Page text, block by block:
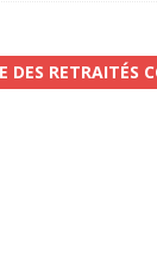
DES RETRAITÉS